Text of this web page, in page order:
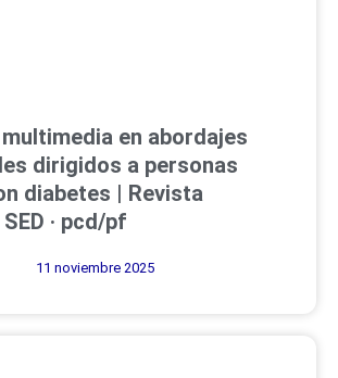
en abordajes
dirigidos a personas
diabetes | Revista
· pcd/pf
11 noviembre 2025